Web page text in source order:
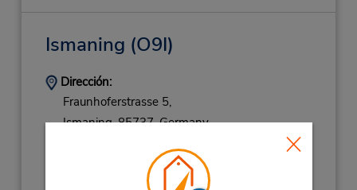
Ismaning (O9I)
Dirección:
Fraunhoferstrasse 5,
Ismaning, 85737, Germany
(49) 069710445596
Horario de servicio: